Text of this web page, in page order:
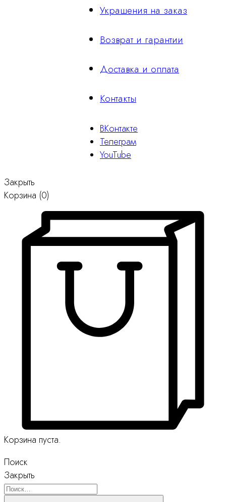
Украшения на заказ
Возврат и гарантии
Доставка и оплата
Контакты
ВКонтакте
Телеграм
YouTube
Закрыть
Корзина (0)
Корзина пуста.
Поиск
Закрыть
Поиск